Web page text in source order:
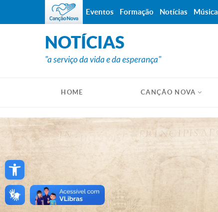
Open toolbar
NOTÍCIAS
"a serviço da vida e da esperança"
HOME CANÇÃO NOVA
Eventos Formação Notícias Música